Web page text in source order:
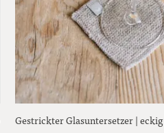
Gestrickter Glasuntersetzer | eckig